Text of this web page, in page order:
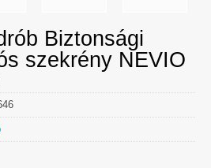
Biztonsági
szekrény NEVIO